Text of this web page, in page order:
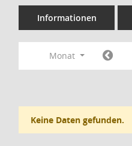
Informationen
Monat
Keine Daten gefunden.